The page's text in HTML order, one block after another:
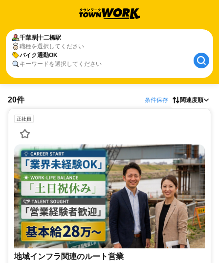
千葉県十二橋駅
職種を選択してください
バイク通勤OK
キーワードを選択してください
20件 条件保存 関連度順
正社員
地域インフラ関連のルート営業